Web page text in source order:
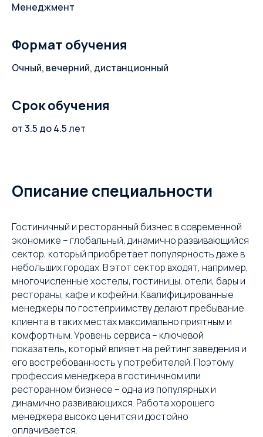
Менеджмент
Формат обучения
Очный, вечерний, дистанционный
Срок обучения
от 3.5 до 4.5 лет
Описание специальности
Гостиничный и ресторанный бизнес в современной
экономике – глобальный, динамично развивающийся
сектор, который приобретает популярность даже в
небольших городах. В этот сектор входят, например,
многочисленные хостелы, гостиницы, отели, бары и
рестораны, кафе и кофейни. Квалифицированные
менеджеры по гостеприимству делают пребывание
клиента в таких местах максимально приятным и
комфортным. Уровень сервиса – ключевой
показатель, который влияет на рейтинг заведения и
его востребованность у потребителей. Поэтому
профессия менеджера в гостиничном или
ресторанном бизнесе – одна из популярных и
динамично развивающихся. Работа хорошего
менеджера высоко ценится и достойно
оплачивается.